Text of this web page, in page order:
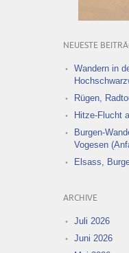
NEUESTE
Wandern in
Rügen,
Hitze-Flucht
Burgen-
Vogesen
Elsass,
ARCHIVE
Juli 2026
Juni 2026